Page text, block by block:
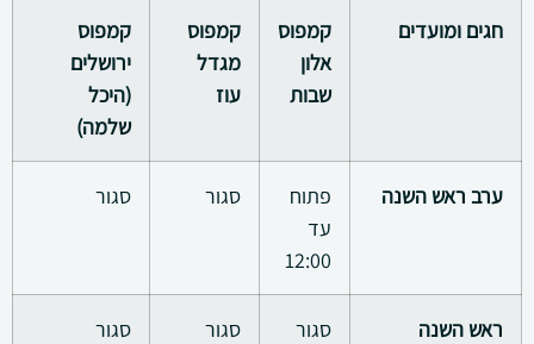
חגים ומועדים
קמפוס
אלון
שבות
קמפוס
מגדל
עוז
קמפוס
ירושלים
(היכל
שלמה)
ערב ראש השנה
פתוח
עד
12:00
סגור סגור
ראש השנה סגור סגור סגור